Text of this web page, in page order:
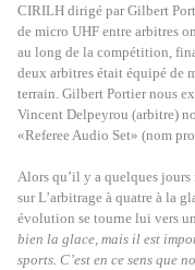
CIRILH dirigé par Gilbert
de micro UHF entre arbitres
au long de la compétition,
deux arbitres était équipé de
terrain. Gilbert Portier nous
Vincent Delpeyrou (arbitre)
«Referee Audio Set» (nom
Alors qu’il y a quelques
sur L’arbitrage à quatre à la
évolution se tourne lui vers
bien la glace, mais il est
sports. C’est en ce sens que